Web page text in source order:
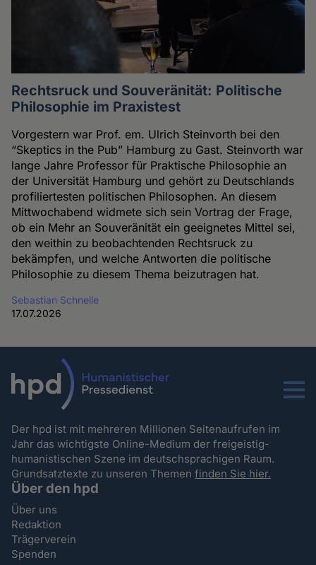
Rechtsruck und Souveränität: Politische
Philosophie im Praxistest
Vorgestern war Prof. em. Ulrich Steinvorth bei den
“Skeptics in the Pub” Hamburg zu Gast. Steinvorth war
lange Jahre Professor für Praktische Philosophie an
der Universität Hamburg und gehört zu Deutschlands
profiliertesten politischen Philosophen. An diesem
Mittwochabend widmete sich sein Vortrag der Frage,
ob ein Mehr an Souveränität ein geeignetes Mittel sei,
den weithin zu beobachtenden Rechtsruck zu
bekämpfen, und welche Antworten die politische
Philosophie zu diesem Thema beizutragen hat.
Sebastian Schnelle
17.07.2026
Menu
Der hpd ist mit mehreren Millionen Seitenaufrufen im
Jahr das wichtigste Online-Medium der freigeistig-
humanistischen Szene im deutschsprachigen Raum.
Grundsatztexte zu unseren Themenfinden Sie hier.
Über den hpd
Über uns
Redaktion
Trägerverein
Spenden